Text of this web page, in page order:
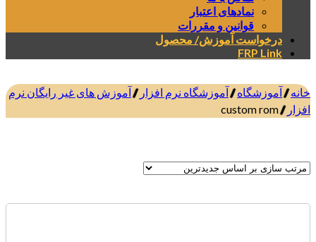
نمادهای اعتبار
قوانین و مقررات
آموزش/ محصول
FRP
/آموزشگاه نرم افزار آموزش های غیر رایگان نرم